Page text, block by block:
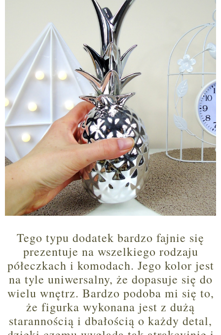
Tego typu dodatek bardzo fajnie się
prezentuje na wszelkiego rodzaju
półeczkach i komodach. Jego kolor jest
na tyle uniwersalny, że dopasuje się do
wielu wnętrz. Bardzo podoba mi się to,
że figurka wykonana jest z dużą
starannością i dbałością o każdy detal,